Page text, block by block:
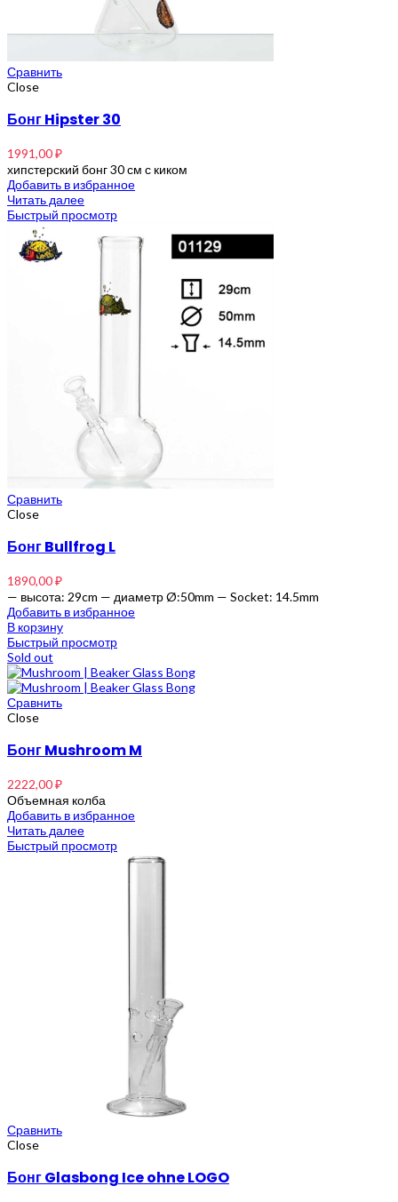
Сравнить
Close
Бонг Hipster 30
1991,00₽
хипстерский бонг 30 см с киком
Добавить в избранное
Читать далее
Быстрый просмотр
Сравнить
Close
Бонг Bullfrog L
1890,00₽
— высота: 29cm — диаметр Ø:50mm — Socket: 14.5mm
Добавить в избранное
В корзину
Быстрый просмотр
Sold out
Сравнить
Close
Бонг Mushroom M
2222,00₽
Объемная колба
Добавить в избранное
Читать далее
Быстрый просмотр
Сравнить
Close
Бонг Glasbong Ice ohne LOGO